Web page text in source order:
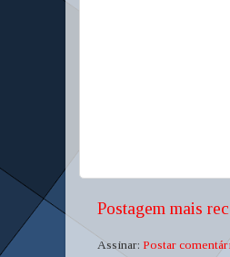
Postagem mais
Assinar: Postar